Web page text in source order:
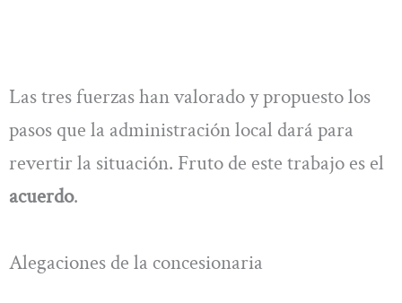
Las tres fuerzas han valorado y propuesto los
pasos que la administración local dará para
revertir la situación. Fruto de este trabajo es el
acuerdo.
Alegaciones de la concesionaria